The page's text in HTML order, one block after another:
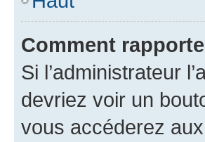
Comment
Si l’administrateur
devriez voir un
vous accéderez